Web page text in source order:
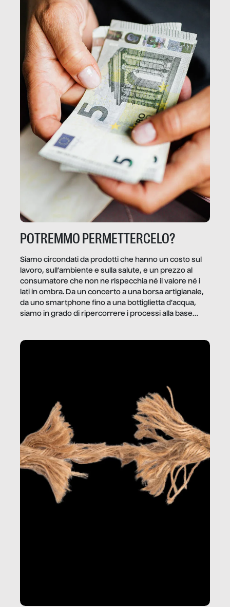
POTREMMO PERMETTERCELO?
Siamo circondati da prodotti che hanno un costo sul
lavoro, sull’ambiente e sulla salute, e un prezzo al
consumatore che non ne rispecchia né il valore né i
lati in ombra. Da un concerto a una borsa artigianale,
da uno smartphone fino a una bottiglietta d’acqua,
siamo in grado di ripercorrere i processi alla base
dietro gli oggetti e i servizi che fanno la nostra vita